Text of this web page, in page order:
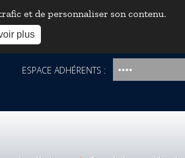
et de personnaliser son contenu.
plus
ESPACE ADHÉRENTS :